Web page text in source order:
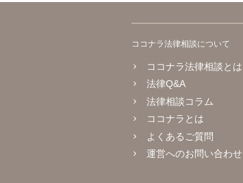
ココナラ法律相談について
ココナラ法律相談とは
法律Q&A
法律相談コラム
ココナラとは
よくあるご質問
運営へのお問い合わせ